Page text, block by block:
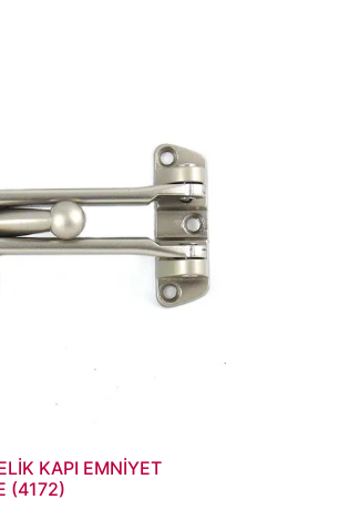
KAPI EMNİYET
(4172)